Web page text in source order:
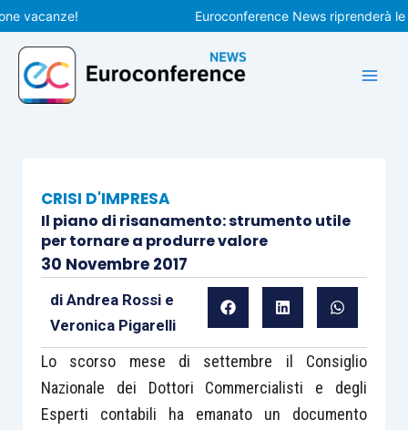
Vai
al
contenuto
Euroconference News riprenderà le
CRISI D'IMPRESA
Il piano di risanamento: strumento utile
per tornare a produrre valore
30 Novembre 2017
di Andrea Rossie
Veronica Pigarelli
Lo scorso mese di settembre il Consiglio
Nazionale dei Dottori Commercialisti e degli
Esperti contabili ha emanato un documento